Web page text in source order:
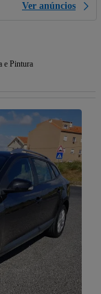
Ver anúncios
e Pintura